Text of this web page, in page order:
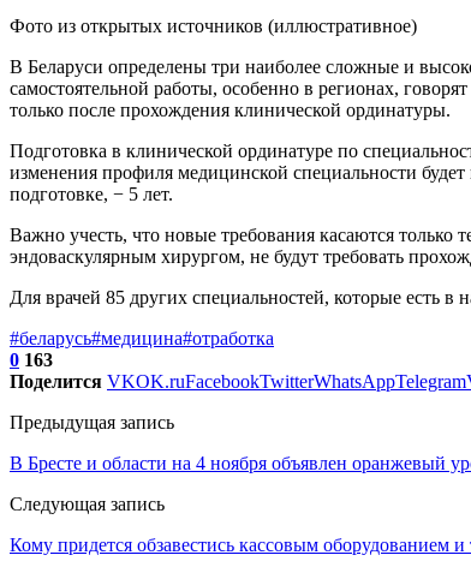
Фото из открытых источников (иллюстративное)
В Беларуси определены три наиболее сложные и
самостоятельной работы, особенно в регионах,
только после прохождения клинической ординатуры.
Подготовка в клинической ординатуре по
изменения профиля медицинской специальности
подготовке, − 5 лет.
Важно учесть, что новые требования касаются только
эндоваскулярным хирургом, не будут требовать
Для врачей 85 других специальностей, которые есть
#беларусь#медицина#отработка
0 163
Поделится VKOK.ruFacebookTwitterWhatsAppTelegram
Предыдущая запись
В Бресте и области на 4 ноября объявлен оранжевый
Следующая запись
Кому придется обзавестись кассовым оборудованием